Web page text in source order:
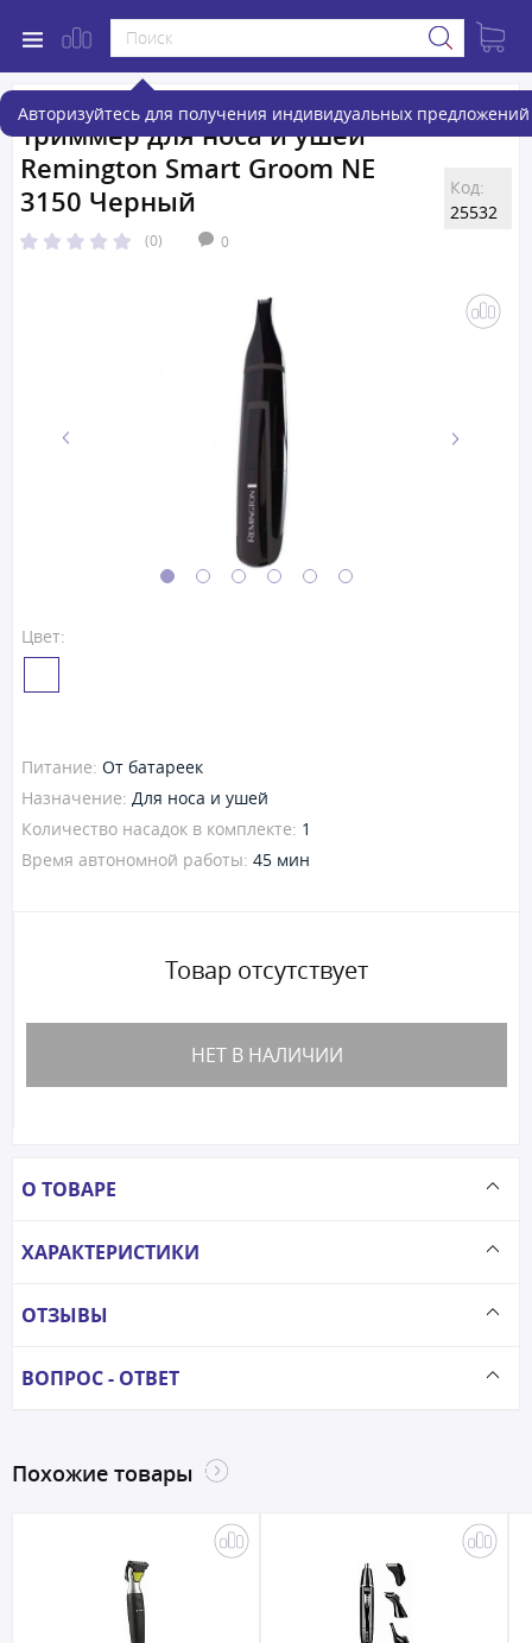
Авторизуйтесь для получения индивидуальных предложений
Триммер для носа и ушей
Remington Smart Groom NE
3150 Черный
(0) 0
Код:
25532
Цвет:
Питание: От батареек
Назначение: Для носа и ушей
Количество насадок в комплекте: 1
Время автономной работы: 45 мин
Товар отсутствует
НЕТ В НАЛИЧИИ
О ТОВАРЕ
ХАРАКТЕРИСТИКИ
ОТЗЫВЫ
ВОПРОС - ОТВЕТ
Похожие товары